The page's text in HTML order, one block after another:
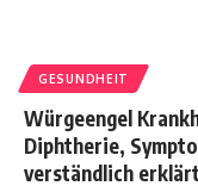
GESUNDHEIT
Würgeengel
Diphtherie,
verständlich erklärt